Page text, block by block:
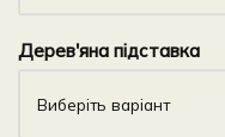
Дерев'яна підставка